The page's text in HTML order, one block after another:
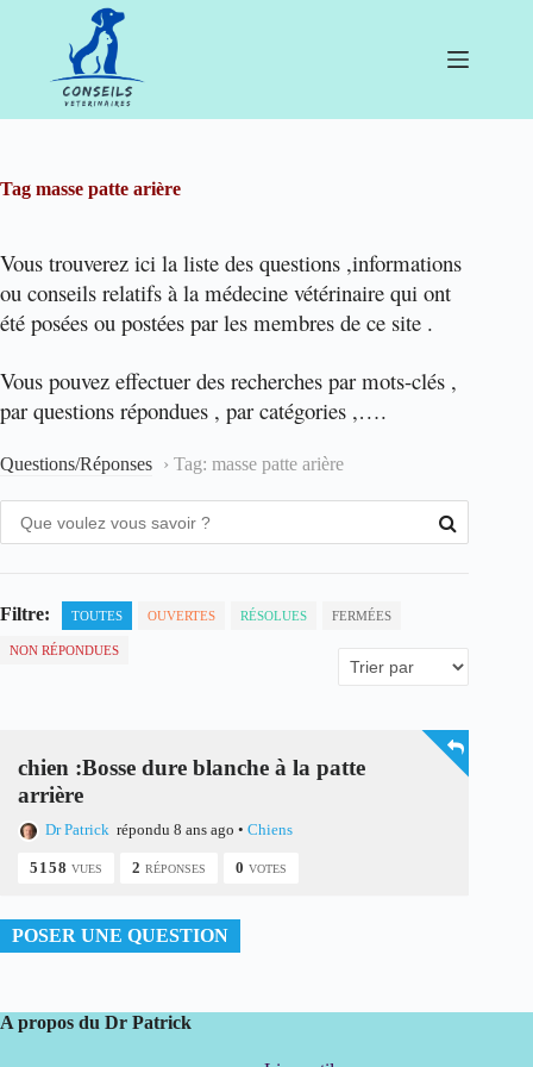
Tag masse patte arière
Vous trouverez ici la liste des questions ,informations
ou conseils relatifs à la médecine vétérinaire qui ont
été posées ou postées par les membres de ce site .
Vous pouvez effectuer des recherches par mots-clés ,
par questions répondues , par catégories ,….
Questions/Réponses › Tag: masse patte arière
Filtre: TOUTES OUVERTES RÉSOLUES FERMÉES
NON RÉPONDUES
chien :Bosse dure blanche à la patte
arrière
Dr Patrick répondu 8 ans ago • Chiens
5158 VUES 2 RÉPONSES 0 VOTES
POSER UNE QUESTION
A propos du Dr Patrick